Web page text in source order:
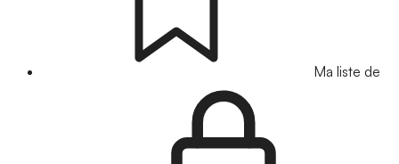
Ma liste de